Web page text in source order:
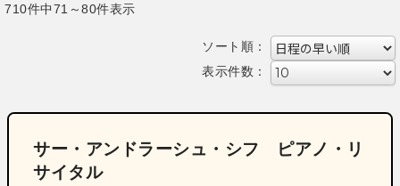
710件中71～80件表示
ソート順：
表示件数：
サー・アンドラーシュ・シフ ピアノ・リ
サイタル